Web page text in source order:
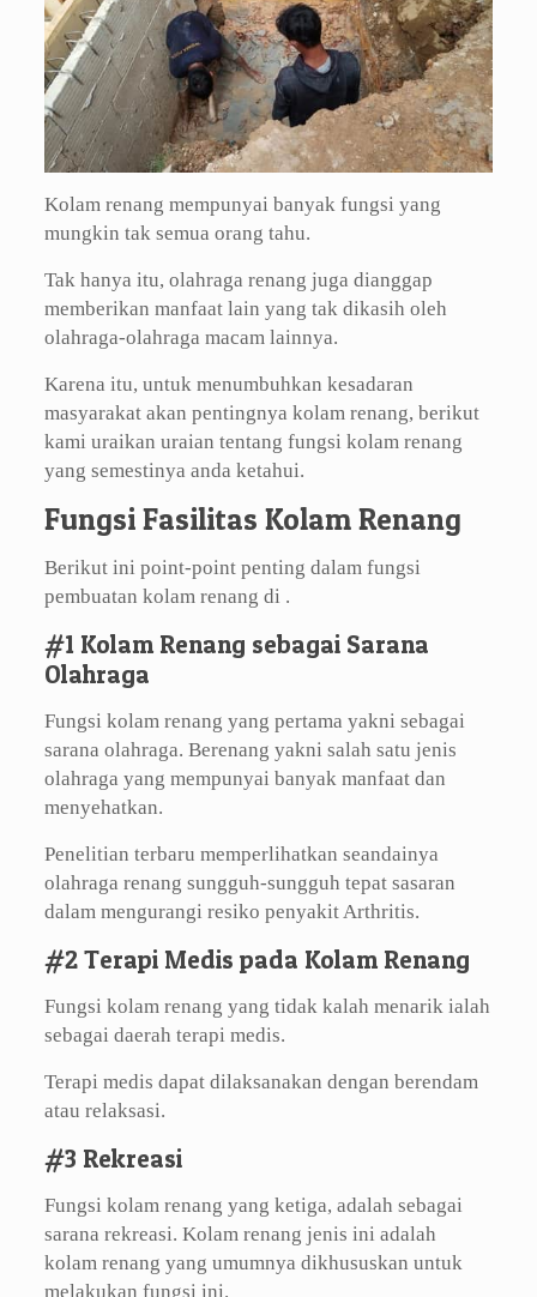
Kolam renang mempunyai banyak fungsi yang
mungkin tak semua orang tahu.
Tak hanya itu, olahraga renang juga dianggap
memberikan manfaat lain yang tak dikasih oleh
olahraga-olahraga macam lainnya.
Karena itu, untuk menumbuhkan kesadaran
masyarakat akan pentingnya kolam renang, berikut
kami uraikan uraian tentang fungsi kolam renang
yang semestinya anda ketahui.
Fungsi Fasilitas Kolam Renang
Berikut ini point-point penting dalam fungsi
pembuatan kolam renang di .
#1 Kolam Renang sebagai Sarana
Olahraga
Fungsi kolam renang yang pertama yakni sebagai
sarana olahraga. Berenang yakni salah satu jenis
olahraga yang mempunyai banyak manfaat dan
menyehatkan.
Penelitian terbaru memperlihatkan seandainya
olahraga renang sungguh-sungguh tepat sasaran
dalam mengurangi resiko penyakit Arthritis.
#2 Terapi Medis pada Kolam Renang
Fungsi kolam renang yang tidak kalah menarik ialah
sebagai daerah terapi medis.
Terapi medis dapat dilaksanakan dengan berendam
atau relaksasi.
#3 Rekreasi
Fungsi kolam renang yang ketiga, adalah sebagai
sarana rekreasi. Kolam renang jenis ini adalah
kolam renang yang umumnya dikhususkan untuk
melakukan fungsi ini.